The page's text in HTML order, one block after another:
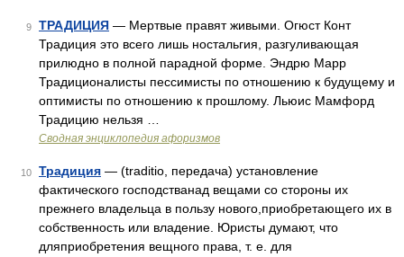
9 ТРАДИЦИЯ — Мертвые правят живыми. Огюст Конт
Традиция это всего лишь ностальгия, разгуливающая
прилюдно в полной парадной форме. Эндрю Марр
Традиционалисты пессимисты по отношению к будущему и
оптимисты по отношению к прошлому. Льюис Мамфорд
Традицию нельзя …
Сводная энциклопедия афоризмов
10 Традиция — (traditio, передача) установление
фактического господстванад вещами со стороны их
прежнего владельца в пользу нового,приобретающего их в
собственность или владение. Юристы думают, что
дляприобретения вещного права, т. е. для